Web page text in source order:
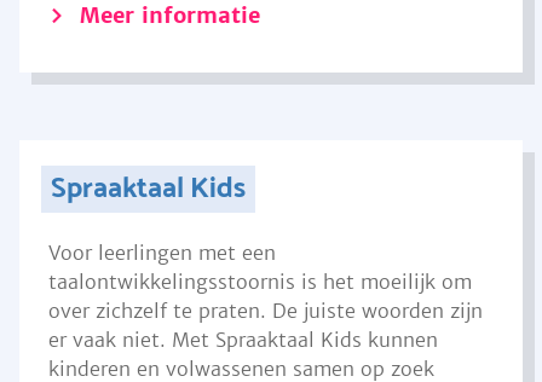
Meer informatie
Spraaktaal Kids
Voor leerlingen met een
taalontwikkelingsstoornis is het moeilijk om
over zichzelf te praten. De juiste woorden zijn
er vaak niet. Met Spraaktaal Kids kunnen
kinderen en volwassenen samen op zoek